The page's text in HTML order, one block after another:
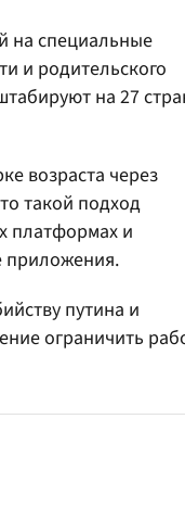
на специальные
и родительского
на 27
возраста через
такой подход
платформах и
приложения.
путина и
ограничить